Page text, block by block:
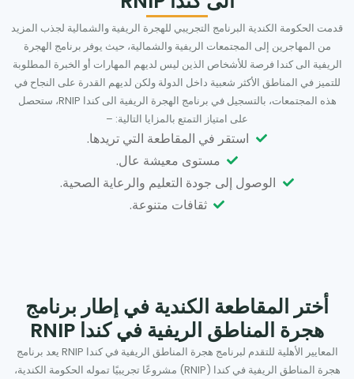
قدمت الحكومة الكندية البرنامج التجريبي للهجرة الريفية والشمالية لجذب المزيد
من المهاجرين إلى المجتمعات الريفية والشمالية، حيث يوفر برنامج الهجرة
الريفية الى كندا فرصة للأشخاص الذين ليس لديهم المهارات أو الخبرة المطلوبة
للتميز في المناطق الأكثر شعبية داخل الدولة ولكن لديهم القدرة على النجاح في
هذه المجتمعات، بالتسجيل في برنامج الهجرة الريفية الى كندا RNIP، ستحصل
على امتياز التمتع بالمزايا التالية: –
استقر في المقاطعة التي تريدها.
مستوى معيشة عال.
الوصول إلى جودة التعليم والرعاية الصحية.
ثقافات متنوعة.
أختر المقاطعة الكندية في إطار برنامج
هجرة المناطق الريفية في كندا RNIP
المعايير الأهلية للتقدم لبرنامج هجرة المناطق الريفية في كندا RNIP يعد برنامج
هجرة المناطق الريفية في كندا (RNIP) مشروعًا تجريبيًا تموله الحكومة الكندية،